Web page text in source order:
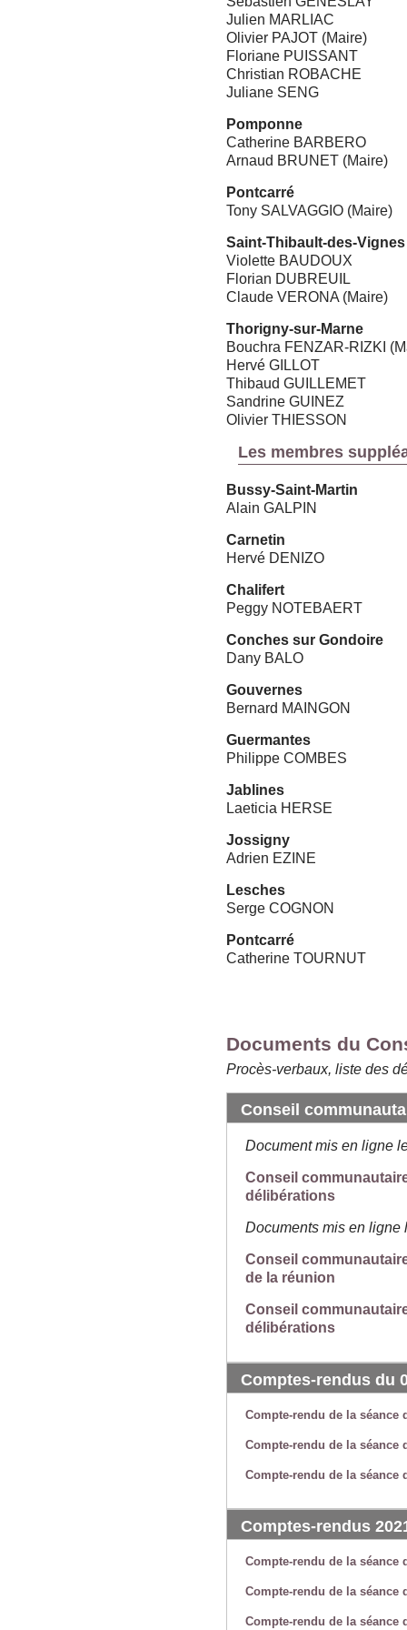
Julien MARLIAC
Olivier PAJOT (Maire)
Floriane PUISSANT
Christian ROBACHE
Juliane SENG
Pomponne
Catherine BARBERO
Arnaud BRUNET (Maire)
Pontcarré
Tony SALVAGGIO (Maire)
Saint-Thibault-des-Vignes
Violette BAUDOUX
Florian DUBREUIL
Claude VERONA (Maire)
Thorigny-sur-Marne
Bouchra FENZAR-RIZKI
Hervé GILLOT
Thibaud GUILLEMET
Sandrine GUINEZ
Olivier THIESSON
Les membres
Bussy-Saint-Martin
Alain GALPIN
Carnetin
Hervé DENIZO
Chalifert
Peggy NOTEBAERT
Conches sur Gondoire
Dany BALO
Gouvernes
Bernard MAINGON
Guermantes
Philippe COMBES
Jablines
Laeticia HERSE
Jossigny
Adrien EZINE
Lesches
Serge COGNON
Pontcarré
Catherine TOURNUT
Documents du
Procès-verbaux, liste des
Conseil
Document mis en ligne
Conseil
délibérations
Documents mis en ligne
Conseil
de la réunion
Conseil
délibérations
Comptes-rendus du
Compte-rendu de la séance
Compte-rendu de la séance
Compte-rendu de la séance
Comptes-rendus
Compte-rendu de la séance
Compte-rendu de la séance
Compte-rendu de la séance